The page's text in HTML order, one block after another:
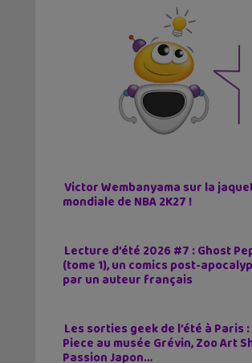
Victor Wembanyama sur la
mondiale de NBA 2K27 !
Lecture d’été 2026 #7 : Ghost
(tome 1), un comics post-
par un auteur français
Les sorties geek de l’été à Paris :
Piece au musée Grévin, Zoo Art
Passion Japon…